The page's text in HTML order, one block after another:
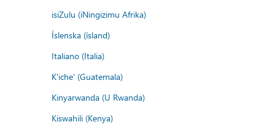
isiZulu (iNingizimu Afrika)
Íslenska (ísland)
Italiano (Italia)
K'iche' (Guatemala)
Kinyarwanda (U Rwanda)
Kiswahili (Kenya)